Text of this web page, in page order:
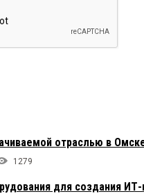
отраслью в
1279
для создания